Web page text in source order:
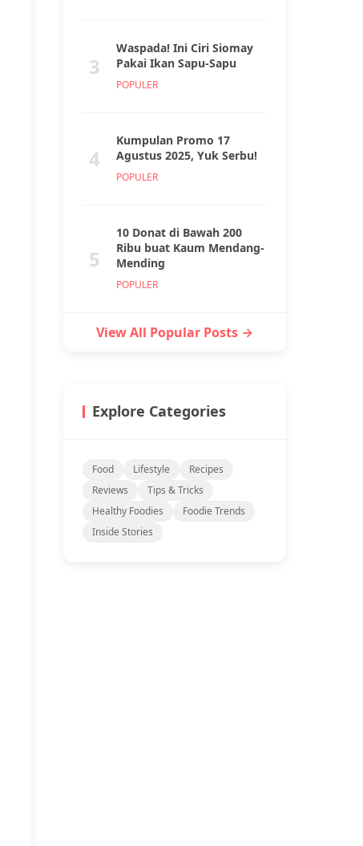
3
Waspada! Ini Ciri Siomay
Pakai Ikan Sapu-Sapu
POPULER
4
Kumpulan Promo 17
Agustus 2025, Yuk Serbu!
POPULER
5
10 Donat di Bawah 200
Ribu buat Kaum Mendang-
Mending
POPULER
View All Popular Posts →
Explore Categories
Food Lifestyle
Recipes
Reviews
Tips & Tricks
Healthy Foodies
Foodie Trends
Inside Stories